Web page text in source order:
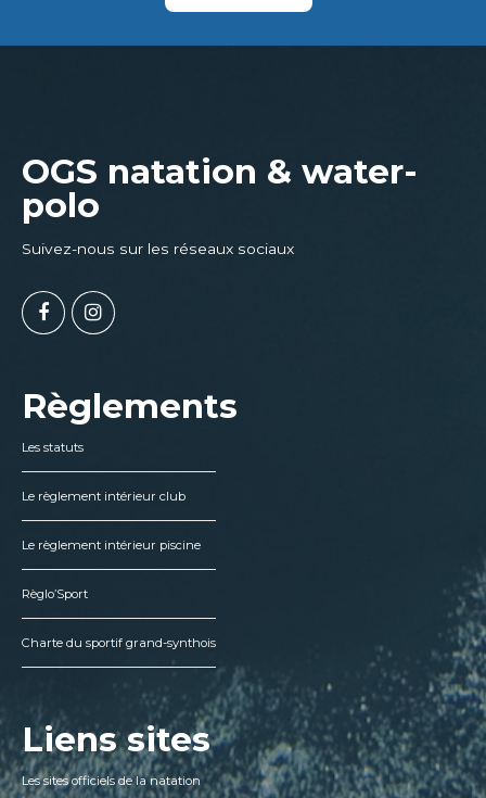
OGS natation & water-
polo
Suivez-nous sur les réseaux sociaux
Règlements
Les statuts
Le règlement intérieur club
Le règlement intérieur piscine
Règlo’Sport
Charte du sportif grand-synthois
Liens sites
Les sites officiels de la natation